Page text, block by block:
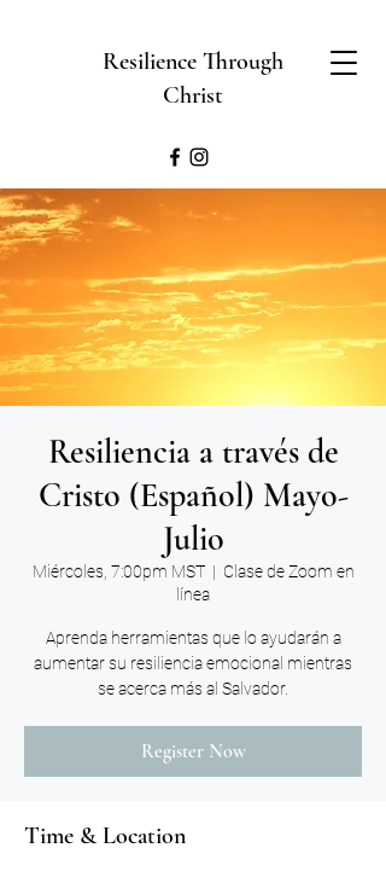
Resilience Through
Christ
Resiliencia a través de
Cristo (Español) Mayo-
Julio
Miércoles, 7:00pm MST
  |
Clase de Zoom en
línea
Aprenda herramientas que lo ayudarán a
aumentar su resiliencia emocional mientras
se acerca más al Salvador.
Register Now
Time & Location